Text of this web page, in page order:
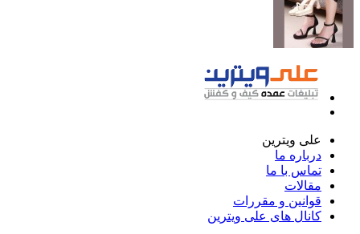
علی ویترین
درباره ما
تماس با ما
مقالات
قوانین و مقررات
کانال های علی ویترین